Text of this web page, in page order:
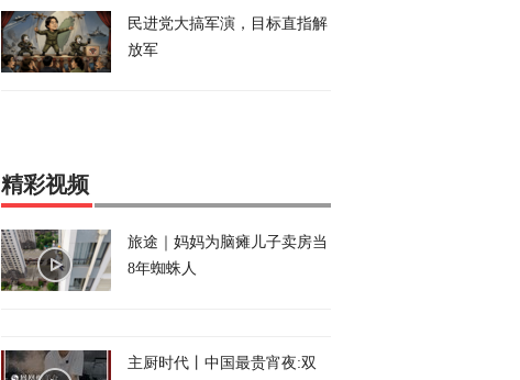
民进党大搞军演，目标直指解
放军
精彩视频
旅途｜妈妈为脑瘫儿子卖房当
8年蜘蛛人
主厨时代丨中国最贵宵夜:双